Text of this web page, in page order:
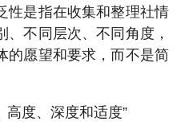
性是指在收集和整理社情
、不同层次、不同角度，
的愿望和要求，而不是简
高度、深度和适度”